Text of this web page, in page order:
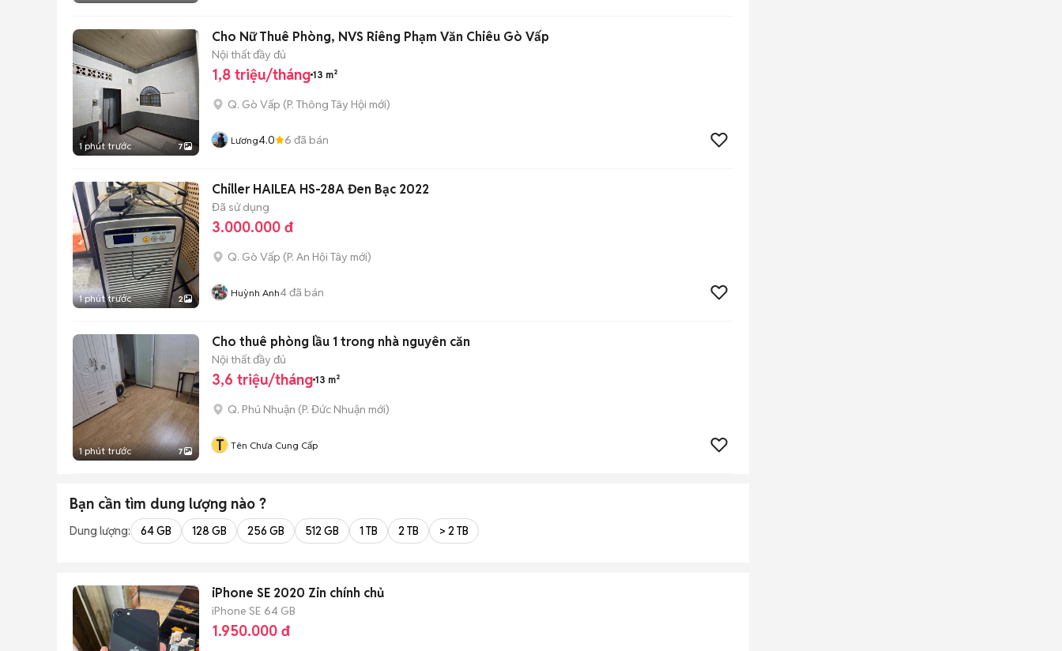
1 phút trước 7
Cho Nữ Thuê Phòng, NVS Riêng Phạm Văn Chiêu Gò Vấp
Nội thất đầy đủ
1,8 triệu/tháng 13 m²
Q. Gò Vấp (P. Thông Tây Hội mới)
Lương4.0 6 đã bán
1 phút trước 2
Chiller HAILEA HS-28A Đen Bạc 2022
Đã sử dụng
3.000.000 đ
Q. Gò Vấp (P. An Hội Tây mới)
Huỳnh Anh4đã bán
1 phút trước 7
Cho thuê phòng lầu 1 trong nhà nguyên căn
Nội thất đầy đủ
3,6 triệu/tháng 13 m²
Q. Phú Nhuận (P. Đức Nhuận mới)
T Tên Chưa Cung Cấp
Bạn cần tìm dung lượng nào ?
Dung lượng: 64 GB 128 GB 256 GB 512 GB 1 TB 2 TB > 2 TB
iPhone SE 2020 Zin chính chủ
iPhone SE 64 GB
1.950.000 đ